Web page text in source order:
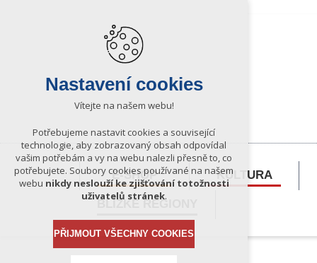
E-SHOP KULTURA
BLÍZKÉ REGIONY
Nastavení cookies
Vítejte na našem webu!
Potřebujeme nastavit cookies a související
technologie, aby zobrazovaný obsah odpovídal
vašim potřebám a vy na webu nalezli přesně to, co
potřebujete. Soubory cookies používané na našem
webu nikdy neslouží ke zjišťování totožnosti
uživatelů stránek.
PŘIJMOUT VŠECHNY COOKIES